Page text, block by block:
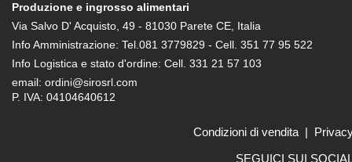
Produzione e ingrosso alimentari
Via Salvo D' Acquisto, 49 - 81030 Parete CE, Italia
Info Amministrazione: Tel.081 3779829 - Cell. 351 77 95 522
Info Logistica e stato d'ordine: Cell. 331 21 57 103
email: ordini@sirosrl.com
P. IVA: 04104640612
Condizioni di vendita |
SEGUICI SUI